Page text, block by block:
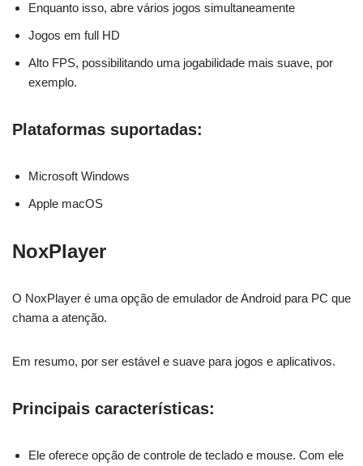
Enquanto isso, abre vários jogos simultaneamente
Jogos em full HD
Alto FPS, possibilitando uma jogabilidade mais suave, por
exemplo.
Plataformas suportadas:
Microsoft Windows
Apple macOS
NoxPlayer
O NoxPlayer é uma opção de emulador de Android para PC que
chama a atenção.
Em resumo, por ser estável e suave para jogos e aplicativos.
Principais características:
Ele oferece opção de controle de teclado e mouse. Com ele